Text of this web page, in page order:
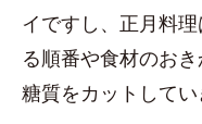
イですし、正月料
る順番や食材のお
糖質をカットしてい